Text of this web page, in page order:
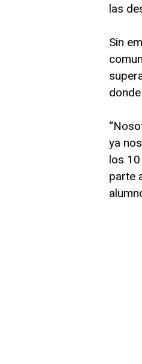
las
Sin
ya
los
parte